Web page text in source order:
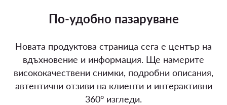
По-удобно пазаруване
Новата продуктова страница сега е център на
вдъхновение и информация. Ще намерите
висококачествени снимки, подробни описания,
автентични отзиви на клиенти и интерактивни
360° изгледи.